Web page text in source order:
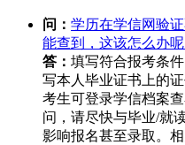
问： 学历在学信网验
能查到，这该怎么办呢
答： 填写符合报考条
写本人毕业证书上的
考生可登录学信档案
问，请尽快与毕业/就
影响报名甚至录取。